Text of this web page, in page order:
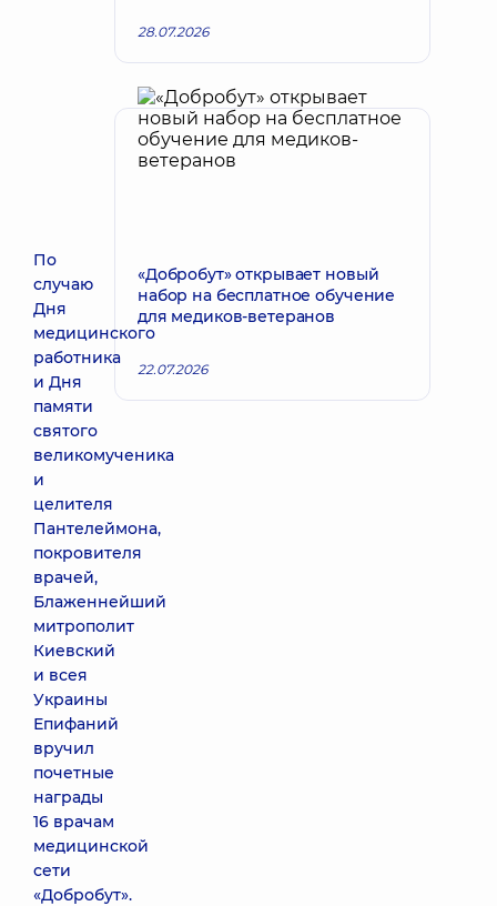
По
случаю
Дня
медицинского
работника
и Дня
памяти
святого
великомученика
и
целителя
Пантелеймона,
покровителя
врачей,
Блаженнейший
митрополит
Киевский
и всея
Украины
Епифаний
вручил
почетные
награды
16 врачам
медицинской
сети
«Добробут».
28.07.2026
«Добробут» открывает новый
набор на бесплатное обучение
для медиков-ветеранов
22.07.2026